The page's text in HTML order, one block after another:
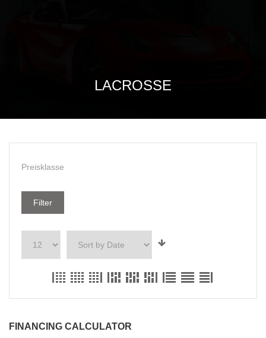
LACROSSE
Preisklasse
Filter
FINANCING CALCULATOR